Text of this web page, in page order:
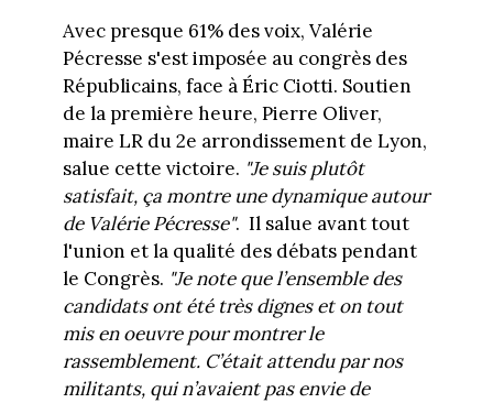
Avec presque 61% des voix, Valérie
Pécresse s'est imposée au congrès des
Républicains, face à Éric Ciotti. Soutien
de la première heure, Pierre Oliver,
maire LR du 2e arrondissement de Lyon,
salue cette victoire. "Je suis plutôt
satisfait, ça montre une dynamique autour
de Valérie Pécresse". Il salue avant tout
l'union et la qualité des débats pendant
le Congrès. "Je note que l’ensemble des
candidats ont été très dignes et on tout
mis en oeuvre pour montrer le
rassemblement. C’était attendu par nos
militants, qui n’avaient pas envie de